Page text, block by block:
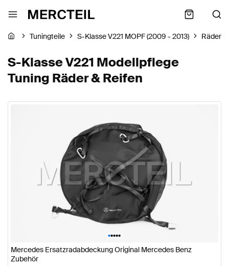
Tuningteile S-Klasse V221 MOPF (2009 - 2013) Räder
S-Klasse V221 Modellpflege
Tuning Räder & Reifen
•••••
Mercedes Ersatzradabdeckung Original Mercedes Benz
Zubehör